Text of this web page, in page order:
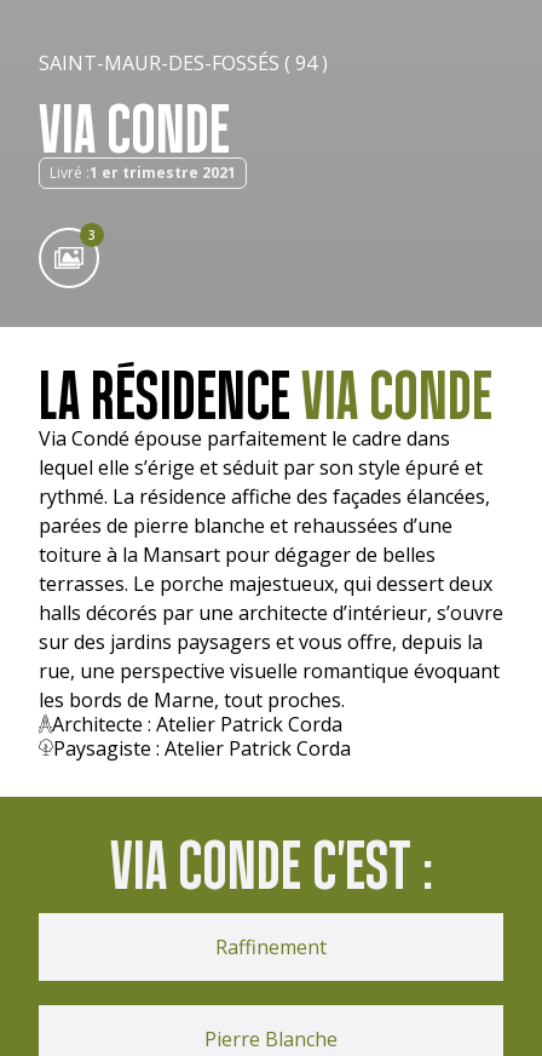
SAINT-MAUR-DES-FOSSÉS ( 94 )
VIA CONDE
Livré :1 er trimestre 2021
3
LA RÉSIDENCEVIA CONDE
Via Condé épouse parfaitement le cadre dans
lequel elle s’érige et séduit par son style épuré et
rythmé. La résidence affiche des façades élancées,
parées de pierre blanche et rehaussées d’une
toiture à la Mansart pour dégager de belles
terrasses. Le porche majestueux, qui dessert deux
halls décorés par une architecte d’intérieur, s’ouvre
sur des jardins paysagers et vous offre, depuis la
rue, une perspective visuelle romantique évoquant
les bords de Marne, tout proches.
Architecte : Atelier Patrick Corda
Paysagiste : Atelier Patrick Corda
VIA CONDE C'EST :
Raffinement
Pierre Blanche